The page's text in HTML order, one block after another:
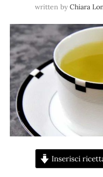
written by Chiara
Inserisci